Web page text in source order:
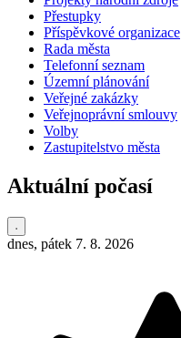
Přestupky
Příspěvkové organizace
Rada města
Telefonní seznam
Územní plánování
Veřejné zakázky
Veřejnoprávní smlouvy
Volby
Zastupitelstvo města
Aktuální počasí
dnes, pátek 7. 8. 2026